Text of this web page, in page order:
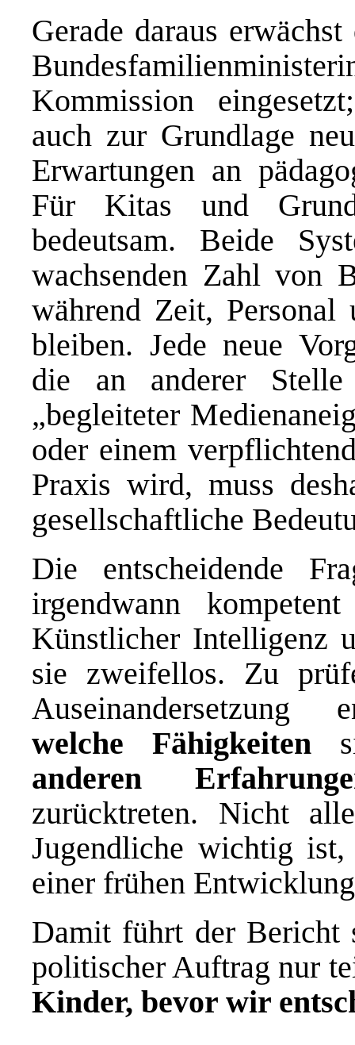
Gerade daraus
Kommission
auch zur Grundlage
Erwartungen an
Für Kitas und
bedeutsam. Beide
wachsenden Zahl von
während Zeit, Personal
bleiben. Jede neue
die an anderer
„begleiteter
oder einem
Praxis wird, muss
gesellschaftliche
Die entscheidende
irgendwann
Künstlicher Intelligenz
sie zweifellos. Zu
Auseinandersetzung
welche Fähigkeiten
anderen
zurücktreten. Nicht
Jugendliche wichtig
einer frühen
Damit führt der Bericht
politischer Auftrag nur
Kinder, bevor wir